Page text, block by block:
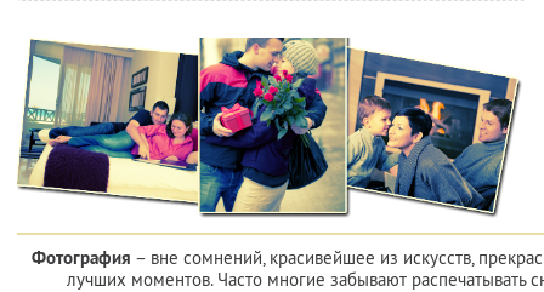
Фотография – вне сомнений, красивейшее из искусств,
лучших моментов. Часто многие забывают распечатывать